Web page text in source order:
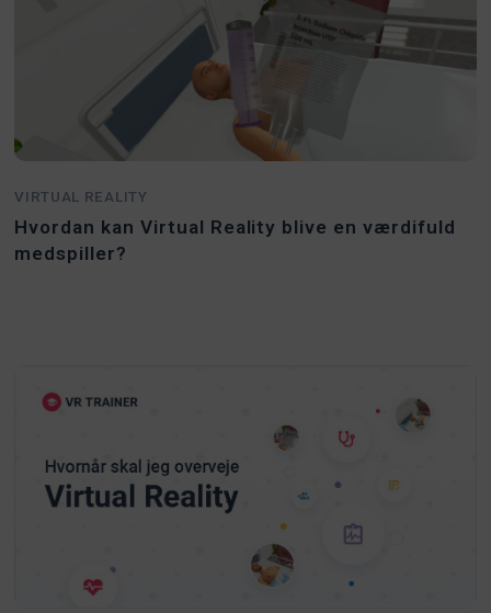
VIRTUAL REALITY
Hvordan kan Virtual Reality blive en værdifuld
medspiller?